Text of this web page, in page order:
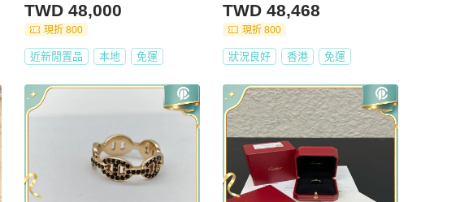
TWD 48,000
現折 800
近新閒置品 本地 免運
TWD 48,468
現折 800
狀況良好 香港 免運